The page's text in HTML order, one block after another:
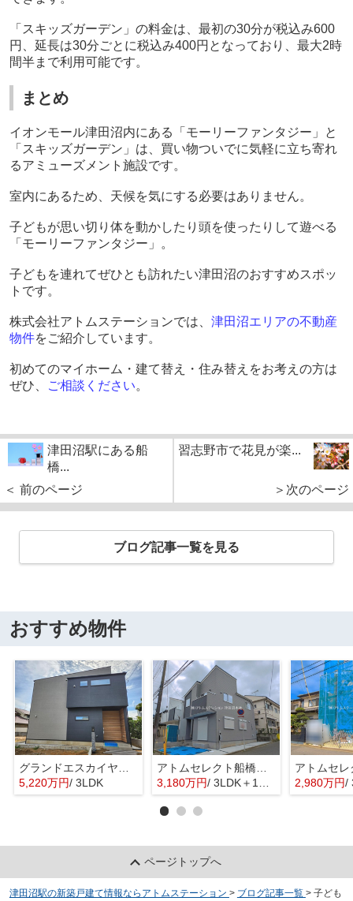
「スキッズガーデン」の料金は、最初の30分が税込み600
円、延長は30分ごとに税込み400円となっており、最大2時
間半まで利用可能です。
まとめ
イオンモール津田沼内にある「モーリーファンタジー」と
「スキッズガーデン」は、買い物ついでに気軽に立ち寄れ
るアミューズメント施設です。
室内にあるため、天候を気にする必要はありません。
子どもが思い切り体を動かしたり頭を使ったりして遊べる
「モーリーファンタジー」。
子どもを連れてぜひとも訪れたい津田沼のおすすめスポッ
トです。
株式会社アトムステーションでは、 津田沼エリアの不動産
物件をご紹介しています。
初めてのマイホーム・建て替え・住み替えをお考えの方は
ぜひ、
ご相談ください。
津田沼駅にある船
橋...
＜ 前のページ
習志野市で花見が楽...
＞次のページ
ブログ記事一覧を見る
おすすめ物件
5,220万円/ 3LDK
3,180万円/ 3LDK＋1S(納戸) 2,980万円/
ページトップへ
津田沼駅の新築戸建て情報ならアトムステーション > ブログ記事一覧 > 子ども